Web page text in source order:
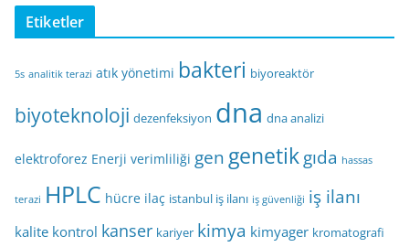
Etiketler
5s analitik terazi atık yönetimi bakteri biyoreaktör
biyoteknoloji dezenfeksiyon dna dna analizi
elektroforez Enerji verimliliği gen genetikgıda hassas
terazi HPLC hücre ilaç istanbul iş ilanı iş güvenliği iş ilanı
kalite kontrol kanser kariyer kimya kimyager kromatografi